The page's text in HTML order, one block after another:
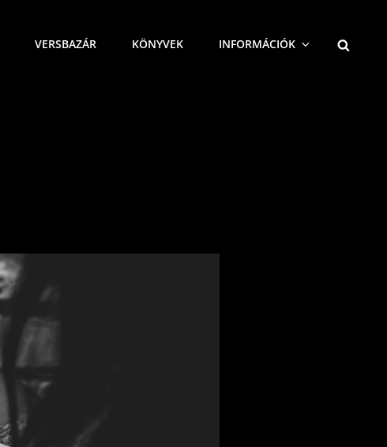
VERSBAZÁR KÖNYVEK INFORMÁCIÓK